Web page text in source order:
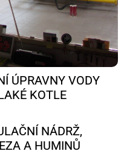
ÚPRAVNY VODY
KOTLE
NÁDRŽ,
A HUMINŮ